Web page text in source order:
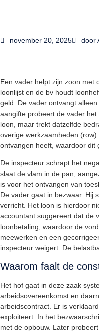
november 20, 2025 door
Een vader helpt zijn zoon met
loonlijst en de bv houdt
geld. De vader ontvangt
aangifte probeert de vader
loon, maar trekt datzelfde
overige werkzaamheden
ontvangen heeft, waardoor dit
De inspecteur schrapt het
slaat de vlam in de pan,
is voor het ontvangen van
De vader gaat in bezwaar. Hij
verricht. Het loon is hierdoor
accountant suggereert dat de
loonbetaling, waardoor de
meewerken en een
inspecteur weigert. De
Waarom faalt de
Het hof gaat in deze zaak
arbeidsovereenkomst en
arbeidscontract. Er is
exploiteert. In het
met de opbouw. Later